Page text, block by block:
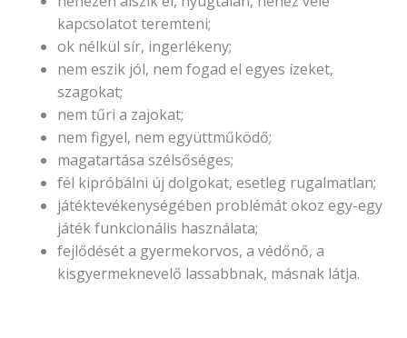
kapcsolatot teremteni;
ok nélkül sír, ingerlékeny;
nem eszik jól, nem fogad el egyes ízeket,
szagokat;
nem tűri a zajokat;
nem figyel, nem együttműködő;
magatartása szélsőséges;
fél kipróbálni új dolgokat, esetleg rugalmatlan;
játéktevékenységében problémát okoz egy-egy
játék funkcionális használata;
fejlődését a gyermekorvos, a védőnő, a
kisgyermeknevelő lassabbnak, másnak látja.